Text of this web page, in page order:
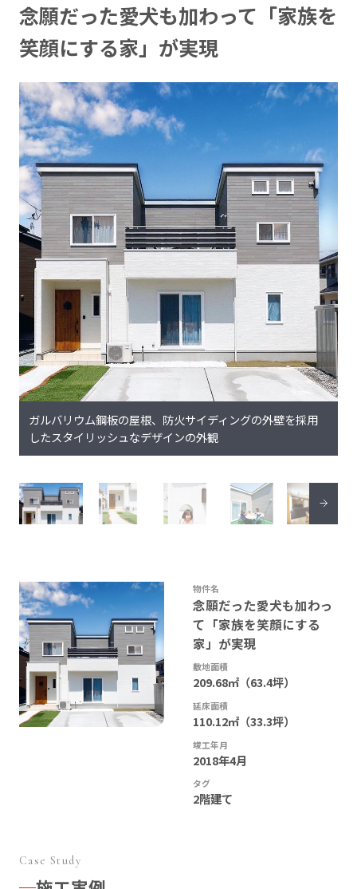
物件名
念願だった愛犬も加わっ
て「家族を笑顔にする
家」が実現
敷地面積
209.68㎡（63.4坪）
延床面積
110.12㎡（33.3坪）
竣工年月
2018年4月
タグ
2階建て
念願だった愛犬も加わって「家族を
笑顔にする家」が実現
ガルバリウム鋼板の屋根、防火サイディングの外壁を採用
したスタイリッシュなデザインの外観
Case Study